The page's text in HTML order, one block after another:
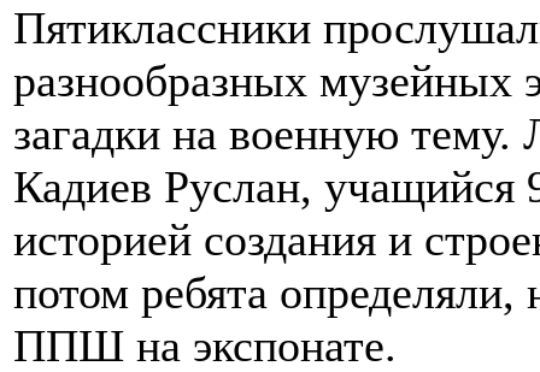
Пятиклассники
разнообразных музейных
загадки на военную тему.
Кадиев Руслан, учащийся
историей создания и
потом ребята
ППШ на экспонате.